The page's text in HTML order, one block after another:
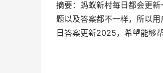
摘要：蚂蚁新村每日都会更
题以及答案都不一样，所以
日答案更新2025，希望能够